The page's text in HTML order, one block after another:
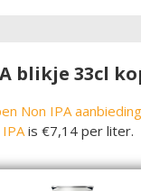
blikje 33cl
Non IPA
is €7,14 per liter.